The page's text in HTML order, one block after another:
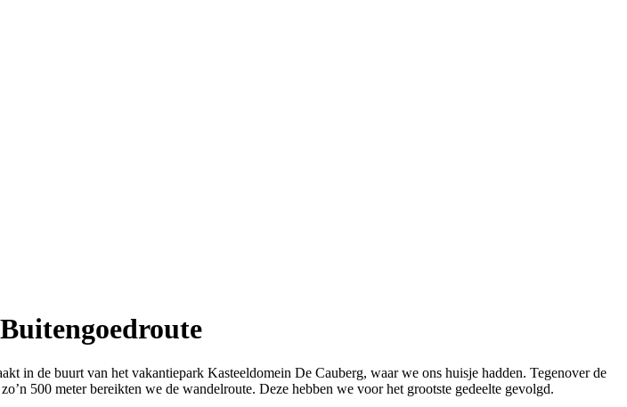
in de buurt van het vakantiepark Kasteeldomein De Cauberg, waar we ons huisje hadden. Tegenover de
500 meter bereikten we de wandelroute. Deze hebben we voor het grootste gedeelte gevolgd.